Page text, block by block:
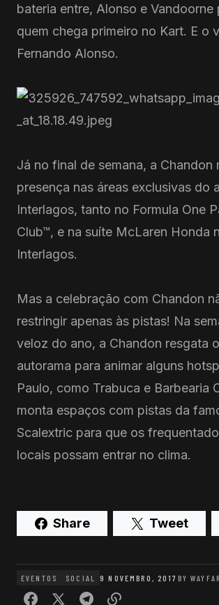
bateria entre, Alonso e Vandoorne
quem chega primeiro no Kart. E o
Fernando Alonso.
Já no final de semana, a Chandon
presença nas áreas exclusivas do
Interlagos, tanto no Formula One
Club™, e na suíte McLaren Honda
Interlagos.
Mas a celebração com Chandon
restringir apenas às pistas! Na
veloz do ano, a Chandon resgata
autorama para animar alguns
Paulo, como Trabuca e Barbearia
monta espaços com pistas da
Scalextric para que os
locais possam entrar no clima.
Share Tweet
EVENTOS SOCIAL 9 NOVEMBRO, 2017 BY